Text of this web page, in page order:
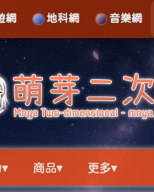
網 地科網 音樂網
▾ 商品▾ 更多▾